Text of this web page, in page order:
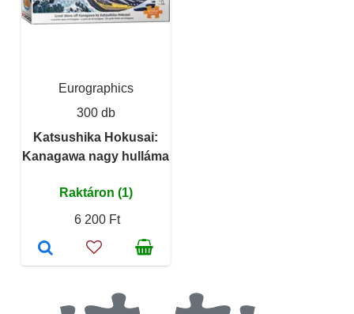
Eurographics
300 db
Katsushika Hokusai:
Kanagawa nagy hulláma
Raktáron (1)
6 200 Ft